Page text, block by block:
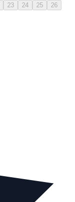
23 24 25 26